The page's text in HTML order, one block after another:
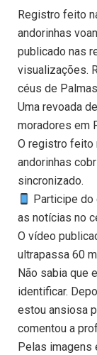
Registro feito
andorinhas
publicado nas
visualizações.
céus de Palmas
Uma revoada
moradores em
O registro feito
andorinhas
sincronizado.
Participe do
as notícias no
O vídeo
ultrapassa 60
Não sabia que
identificar.
estou ansiosa
comentou a
Pelas imagens